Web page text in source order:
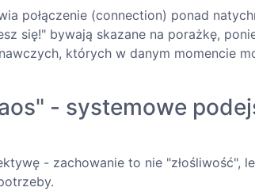
połączenie (connection) ponad
się!" bywają skazane na porażkę,
których w danym momencie
- systemowe
- zachowanie to nie "złośliwość",